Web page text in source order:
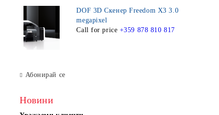
DOF 3D Скенер Freedom X3 3.0
megapixel
Call for price +359 878 810 817
Абонирай се
Новини